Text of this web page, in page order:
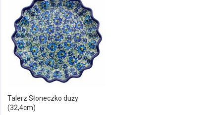
Talerz Słoneczko duży
(32,4cm)